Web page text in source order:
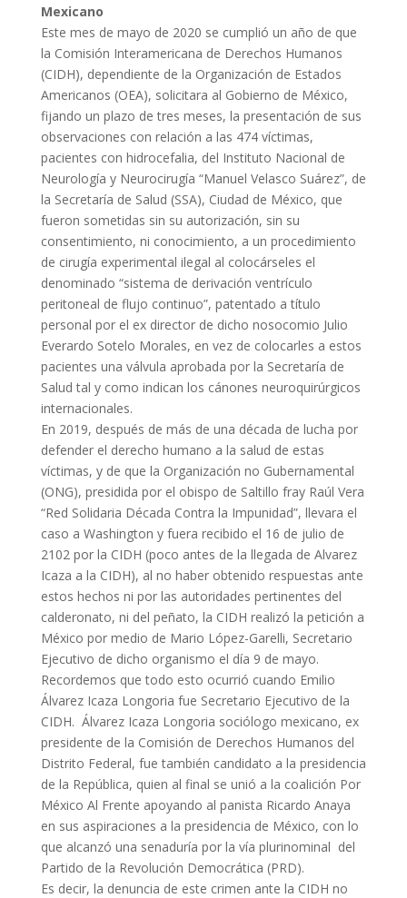
Mexicano
Este mes de mayo de 2020 se cumplió un año de que
la Comisión Interamericana de Derechos Humanos
(CIDH), dependiente de la Organización de Estados
Americanos (OEA), solicitara al Gobierno de México,
fijando un plazo de tres meses, la presentación de sus
observaciones con relación a las 474 víctimas,
pacientes con hidrocefalia, del Instituto Nacional de
Neurología y Neurocirugía “Manuel Velasco Suárez”, de
la Secretaría de Salud (SSA), Ciudad de México, que
fueron sometidas sin su autorización, sin su
consentimiento, ni conocimiento, a un procedimiento
de cirugía experimental ilegal al colocárseles el
denominado “sistema de derivación ventrículo
peritoneal de flujo continuo”, patentado a título
personal por el ex director de dicho nosocomio Julio
Everardo Sotelo Morales, en vez de colocarles a estos
pacientes una válvula aprobada por la Secretaría de
Salud tal y como indican los cánones neuroquirúrgicos
internacionales.
En 2019, después de más de una década de lucha por
defender el derecho humano a la salud de estas
víctimas, y de que la Organización no Gubernamental
(ONG), presidida por el obispo de Saltillo fray Raúl Vera
“Red Solidaria Década Contra la Impunidad”, llevara el
caso a Washington y fuera recibido el 16 de julio de
2102 por la CIDH (poco antes de la llegada de Alvarez
Icaza a la CIDH), al no haber obtenido respuestas ante
estos hechos ni por las autoridades pertinentes del
calderonato, ni del peñato, la CIDH realizó la petición a
México por medio de Mario López-Garelli, Secretario
Ejecutivo de dicho organismo el día 9 de mayo.
Recordemos que todo esto ocurrió cuando Emilio
Álvarez Icaza Longoria fue Secretario Ejecutivo de la
CIDH. Álvarez Icaza Longoria sociólogo mexicano, ex
presidente de la Comisión de Derechos Humanos del
Distrito Federal, fue también candidato a la presidencia
de la República, quien al final se unió a la coalición Por
México Al Frente apoyando al panista Ricardo Anaya
en sus aspiraciones a la presidencia de México, con lo
que alcanzó una senaduría por la vía plurinominal del
Partido de la Revolución Democrática (PRD).
Es decir, la denuncia de este crimen ante la CIDH no